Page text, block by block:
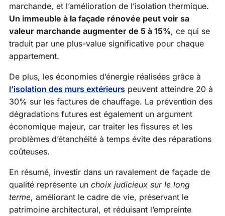
marchande, et l’amélioration de l’isolation thermique.
Un immeuble à la façade rénovée peut voir sa
valeur marchande augmenter de 5 à 15%, ce qui se
traduit par une plus-value significative pour chaque
appartement.
De plus, les économies d’énergie réalisées grâce à
l’isolation des murs extérieurs peuvent atteindre 20 à
30% sur les factures de chauffage. La prévention des
dégradations futures est également un argument
économique majeur, car traiter les fissures et les
problèmes d’étanchéité à temps évite des réparations
coûteuses.
En résumé, investir dans un ravalement de façade de
qualité représente un choix judicieux sur le long
terme, améliorant le cadre de vie, préservant le
patrimoine architectural, et réduisant l’empreinte